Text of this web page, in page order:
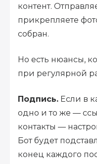
контент.
прикрепляете
собран.
Но есть нюансы,
при регулярной
Подпись. Если в
одно и то же —
контакты —
Бот будет
конец каждого